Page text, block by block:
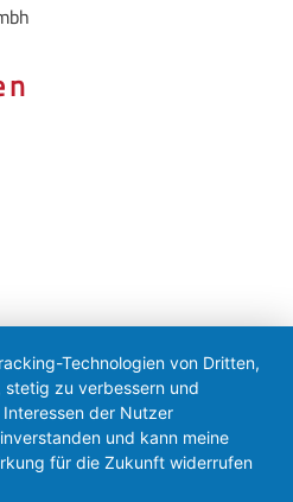
Technologien von Dritten,
stetig zu verbessern und
der Nutzer
und kann meine
für die Zukunft widerrufen